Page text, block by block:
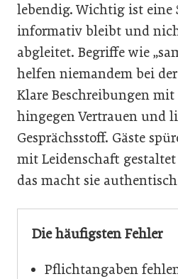
lebendig. Wichtig ist eine
informativ bleibt und
abgleitet. Begriffe wie
helfen niemandem bei
Klare Beschreibungen
hingegen Vertrauen und
Gesprächsstoff. Gäste
mit Leidenschaft
das macht sie
Die häufigsten Fehler
Pflichtangaben